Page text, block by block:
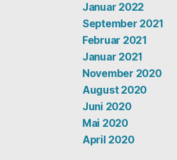
Januar 2022
September 2021
Februar 2021
Januar 2021
November 2020
August 2020
Juni 2020
Mai 2020
April 2020